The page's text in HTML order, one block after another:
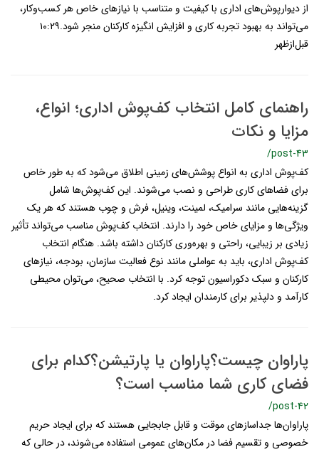
از دیوارپوش‌های اداری با کیفیت و متناسب با نیازهای خاص هر کسب‌وکار،
می‌تواند به بهبود تجربه کاری و افزایش انگیزه کارکنان منجر شود.۱۰:۲۹
قبل‌ازظهر
راهنمای کامل انتخاب کف‌پوش اداری؛ انواع،
مزایا و نکات
/post-43
کف‌پوش اداری به انواع پوشش‌های زمینی اطلاق می‌شود که به طور خاص
برای فضاهای کاری طراحی و نصب می‌شوند. این کف‌پوش‌ها شامل
گزینه‌هایی مانند سرامیک، لمینت، وینیل، فرش و چوب هستند که هر یک
ویژگی‌ها و مزایای خاص خود را دارند. انتخاب کف‌پوش مناسب می‌تواند تأثیر
زیادی بر زیبایی، راحتی و بهره‌وری کارکنان داشته باشد. هنگام انتخاب
کف‌پوش اداری، باید به عواملی مانند نوع فعالیت سازمان، بودجه، نیازهای
کارکنان و سبک دکوراسیون توجه کرد. با انتخاب صحیح، می‌توان محیطی
کارآمد و دلپذیر برای کارمندان ایجاد کرد.
پاراوان چیست؟پاراوان یا پارتیشن؟کدام برای
فضای کاری شما مناسب است؟
/post-42
پاراوان‌ها جداسازهای موقت و قابل جابجایی هستند که برای ایجاد حریم
خصوصی و تقسیم فضا در مکان‌های عمومی استفاده می‌شوند، در حالی که